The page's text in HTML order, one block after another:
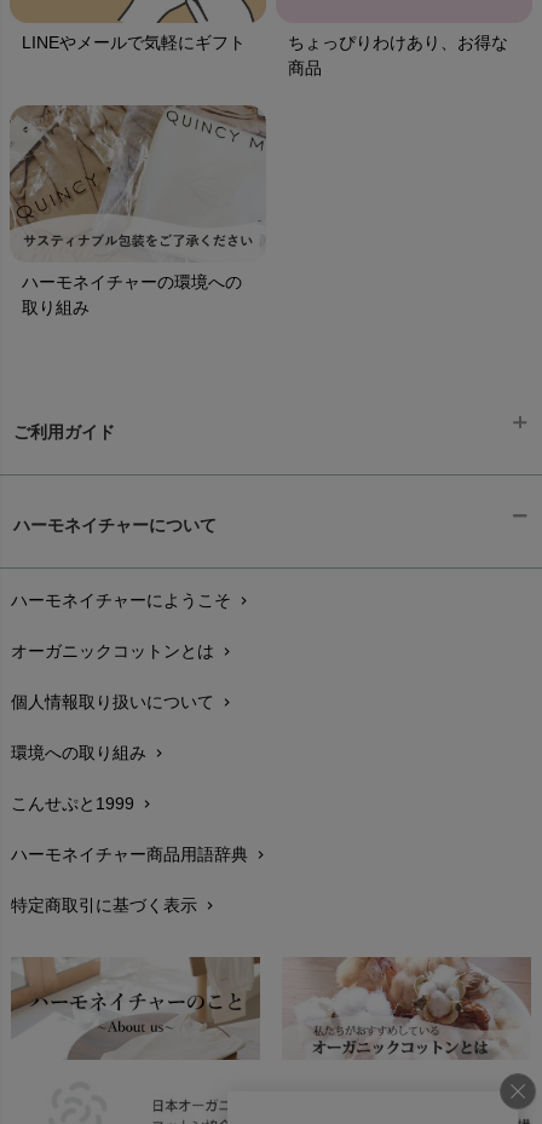
LINEやメールで気軽にギフト
ちょっぴりわけあり、お得な
商品
ハーモネイチャーの環境への
取り組み
ご利用ガイド
配送と送料chevron_right
在庫状況と発送予定chevron_right
サイズ・寸法chevron_right
生地・素材chevron_right
お手入れについて
レビューを書こうchevron_right
返品交換chevron_right
FAXでのご注文
お問い合わせchevron_right
ハーモネイチャーについて
ハーモネイチャーにようこそ chevron_right
オーガニックコットンとは chevron_right
個人情報取り扱いについて chevron_right
環境への取り組み chevron_right
こんせぷと1999 chevron_right
ハーモネイチャー商品用語辞典 chevron_right
特定商取引に基づく表示 chevron_right